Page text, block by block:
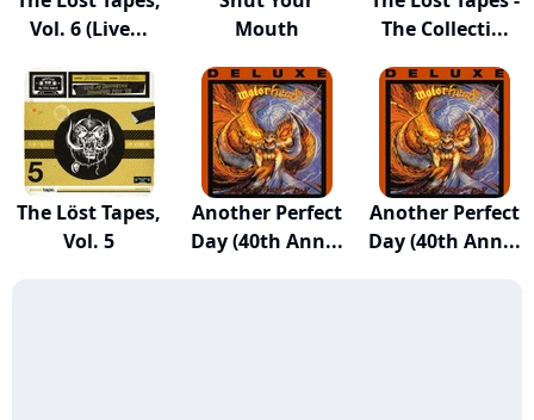
Vol. 6 (Live...
Mouth
The Collecti...
The Löst Tapes,
Vol. 5
Another Perfect
Day (40th Ann...
Another Perfect
Day (40th Ann...